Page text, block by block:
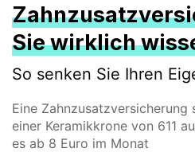
Sie wirklich
So senken Sie Ihren
Eine
einer Keramikkrone von 611
es ab 8 Euro im Monat